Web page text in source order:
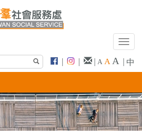
T
g
l
e
n
a
| | | A A A | 中